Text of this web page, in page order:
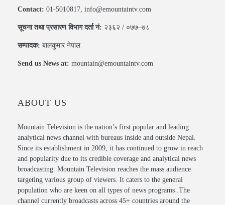
Contact: 01-5010817, info@emountaintv.com
सूचना तथा प्रसारण विभाग दर्ता नं: २३६२ / ०७७–७८
सम्पादक: बालकुमार नेपाल
Send us News at: mountain@emountaintv.com
ABOUT US
Mountain Television is the nation’s first popular and leading
analytical news channel with bureaus inside and outside Nepal.
Since its establishment in 2009, it has continued to grow in reach
and popularity due to its credible coverage and analytical news
broadcasting. Mountain Television reaches the mass audience
targeting various group of viewers. It caters to the general
population who are keen on all types of news programs .The
channel currently broadcasts across 45+ countries around the